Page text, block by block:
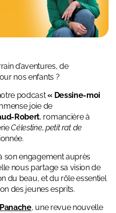
d’aventures, de
nos enfants ?
podcast« Dessine-moi
joie de
Robert, romancière à
Célestine, petit rat de
son engagement auprès
nous partage sa vision de
du beau, et du rôle essentiel
des jeunes esprits.
, une revue nouvelle